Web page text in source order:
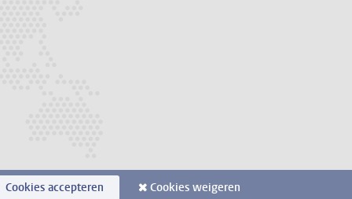
Cookies accepteren Cookies weigeren